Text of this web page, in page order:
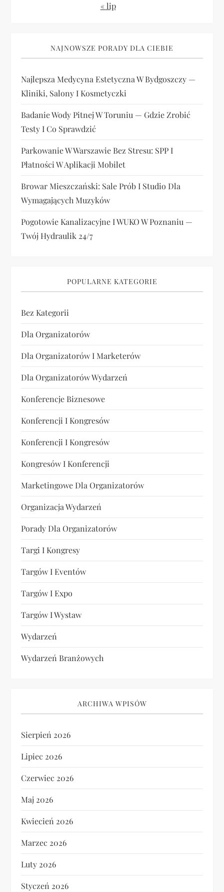
« lip
NAJNOWSZE PORADY DLA CIEBIE
Najlepsza Medycyna Estetyczna W Bydgoszczy —
Kliniki, Salony I Kosmetyczki
Badanie Wody Pitnej W Toruniu — Gdzie Zrobić
Testy I Co Sprawdzić
Parkowanie W Warszawie Bez Stresu: SPP I
Płatności W Aplikacji Mobilet
Browar Mieszczański: Sale Prób I Studio Dla
Wymagających Muzyków
Pogotowie Kanalizacyjne I WUKO W Poznaniu —
Twój Hydraulik 24/7
POPULARNE KATEGORIE
Bez Kategorii
Dla Organizatorów
Dla Organizatorów I Marketerów
Dla Organizatorów Wydarzeń
Konferencje Biznesowe
Konferencji I Kongresów
Konferencji I Kongresów
Kongresów I Konferencji
Marketingowe Dla Organizatorów
Organizacja Wydarzeń
Porady Dla Organizatorów
Targi I Kongresy
Targów I Eventów
Targów I Expo
Targów I Wystaw
Wydarzeń
Wydarzeń Branżowych
ARCHIWA WPISÓW
Sierpień 2026
Lipiec 2026
Czerwiec 2026
Maj 2026
Kwiecień 2026
Marzec 2026
Luty 2026
Styczeń 2026